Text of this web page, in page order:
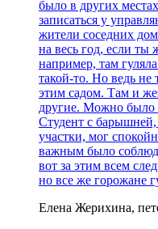
было в других
записаться у
жители соседних
на весь год, если ты
например, там
такой-то. Но ведь не
этим садом. Там и
другие. Можно было
Студент с барышней,
участки, мог
важным было
вот за этим всем
но все же горожане
Елена Жерихина,